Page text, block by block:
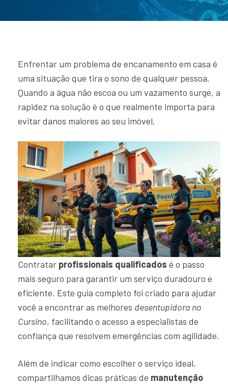
Enfrentar um problema de encanamento em casa é
uma situação que tira o sono de qualquer pessoa.
Quando a água não escoa ou um vazamento surge, a
rapidez na solução é o que realmente importa para
evitar danos maiores ao seu imóvel.
Contratar profissionais qualificados é o passo
mais seguro para garantir um serviço duradouro e
eficiente. Este guia completo foi criado para ajudar
você a encontrar as melhores desentupidora no
Cursino, facilitando o acesso a especialistas de
confiança que resolvem emergências com agilidade.
Além de indicar como escolher o serviço ideal,
compartilhamos dicas práticas de manutenção